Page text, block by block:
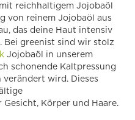
reichhaltigem Jojobaöl
von reinem Jojobaöl aus
das deine Haut intensiv
Bei greenist sind wir stolz
Jojobaöl in unserem
schonende Kaltpressung
wird. Dieses
Körper und Haare.